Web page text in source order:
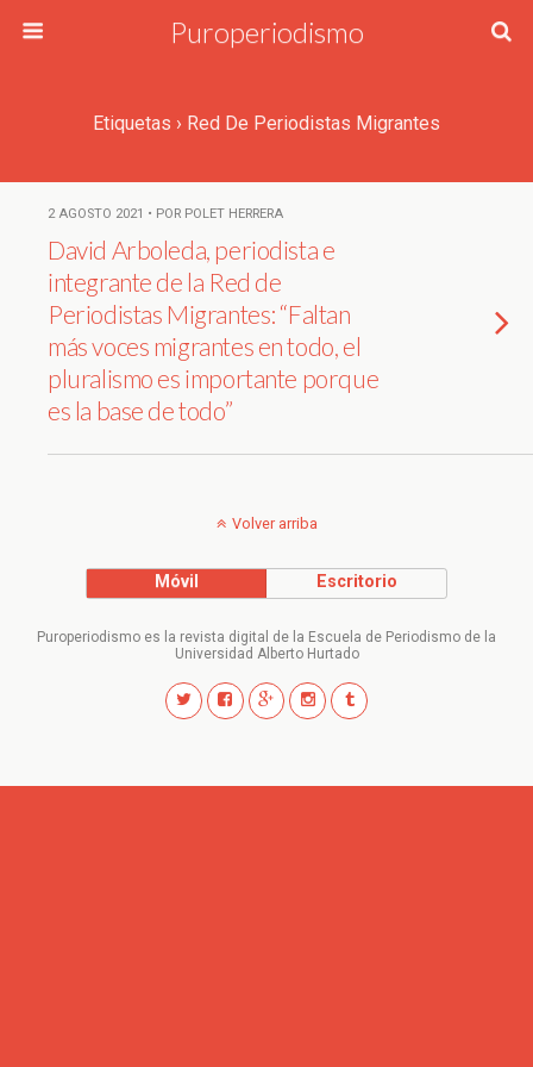
Puroperiodismo
Etiquetas › Red De Periodistas Migrantes
2 AGOSTO 2021 • POR POLET HERRERA
David Arboleda, periodista e
integrante de la Red de
Periodistas Migrantes: “Faltan
más voces migrantes en todo, el
pluralismo es importante porque
es la base de todo”
Volver arriba
Móvil Escritorio
Puroperiodismo es la revista digital de la Escuela de Periodismo de la
Universidad Alberto Hurtado